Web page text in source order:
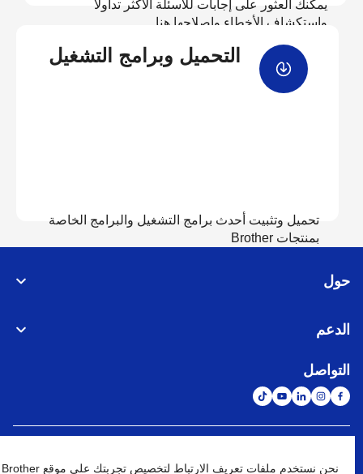
يمكنك العثور على إجابات للأسئلة الأكثر تداولاً
واستكشاف الأخطاء وإصلاحها هنا
عرض الأسئلة المتداولة
التحميل وبرامج التشغيل
تحميل وتثبيت أحدث برامج التشغيل والبرامج الخاصة
بمنتجات Brother
حول
الدعم
التواصل
نحن نستخدم ملفات تعريف الارتباط لتخصيص تجربتك على موقع Brother